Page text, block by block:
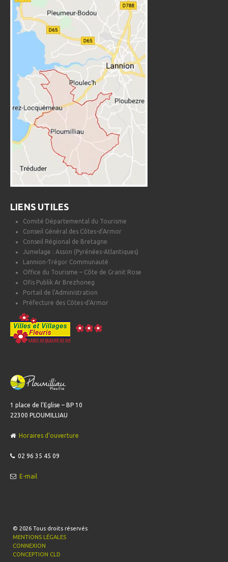
LIENS UTILES
Comité Départemental du Tourisme
Conseil Général des Côtes-d'Armor
Conseil Régional de Bretagne
Jumelage : Asson (Pyrénées-Atlantiques)
Lannion-Trégor Communauté
Office du Tourisme – Côte de Granit Rose
Ofis Publik Ar Brezhoneg
Portail de l'Administration
Préfecture des Côtes-d'Armor
1 place de l’Eglise – BP 10
22300 PLOUMILLIAU
Horaires d’ouverture
02 96 35 45 09
E-mail
© 2026 Tous droits réservés
MENTIONS LÉGALES
CONNEXION
CONCEPTION CLD